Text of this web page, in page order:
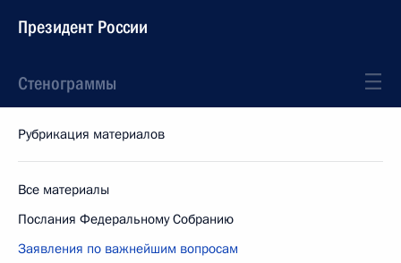
Президент России
Стенограммы
Рубрикация материалов
Все материалы
Послания Федеральному Собранию
Заявления по важнейшим вопросам